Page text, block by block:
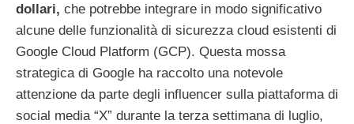
dollari, che potrebbe integrare in modo significativo
alcune delle funzionalità di sicurezza cloud esistenti di
Google Cloud Platform (GCP). Questa mossa
strategica di Google ha raccolto una notevole
attenzione da parte degli influencer sulla piattaforma di
social media “X” durante la terza settimana di luglio,